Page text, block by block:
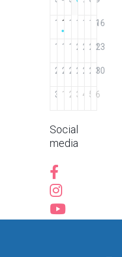
10111213141516
17181920212223
24252627282930
311 2 3 4 5 6
Social
media